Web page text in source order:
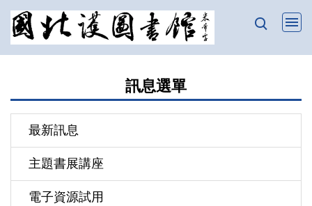
跳
到
訊息選單
最新訊息
主題書展講座
電子資源試用